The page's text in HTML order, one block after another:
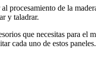
procesamiento de la
y taladrar.
que necesitas para
cada uno de estos